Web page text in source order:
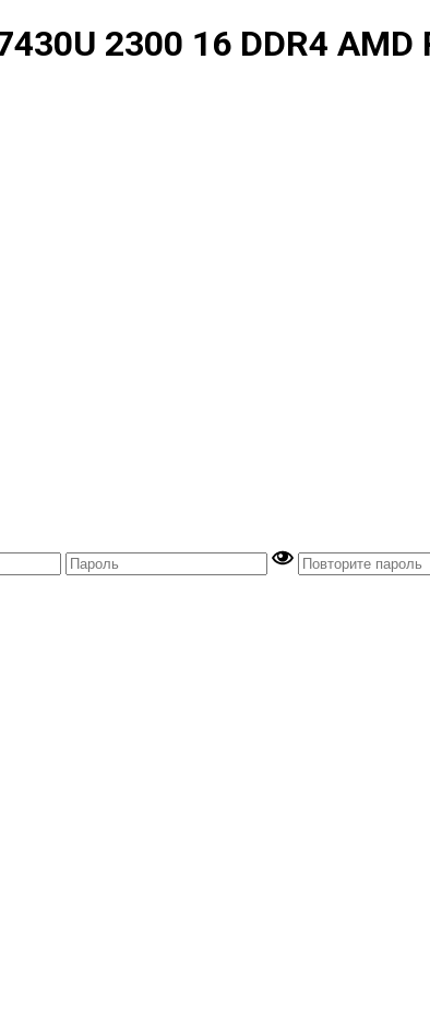
2300 16 DDR4